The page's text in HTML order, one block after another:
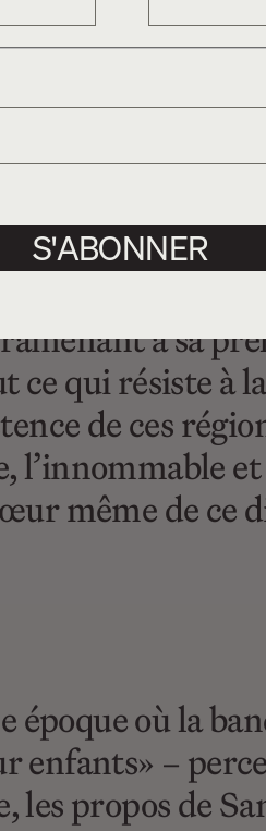
par la
de
tant le
poussée
d’attraction et
à sa
qui résiste à
de ces
l’innommable
même de ce
où la
–
les propos de
S'ABONNER